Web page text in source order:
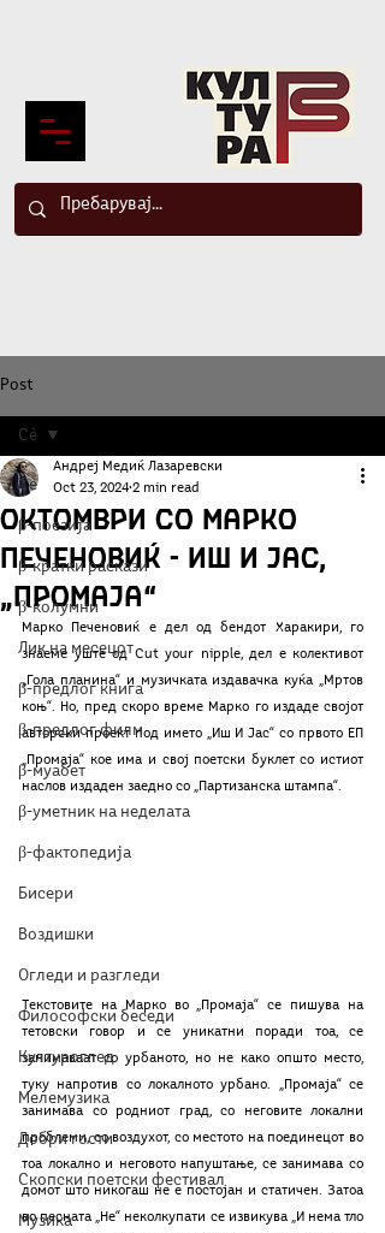
Post
Сè
β-поезија
β-кратки раскази
β-колумни
Лик на месецот
β-предлог книга
β-предлог филм
β-муабет
β-уметник на неделата
β-фактопедија
Бисери
Воздишки
Огледи и разгледи
Философски беседи
Културоглед
Мелемузика
Добри гости
Скопски поетски фестивал
Музика
Сè
Октомври со Марко
Печеновиќ - Иш и јас,
„Промаја“
Андреј Медиќ Лазаревски
Oct 23, 2024 2 min read
Марко Печеновиќ е дел од бендот Харакири, го
знаеме уште од Cut your nipple, дел е колективот
„Гола планина“ и музичката издавачка куќа „Мртов
коњ“. Но, пред скоро време Марко го издаде својот
авторски проект под името „Иш И Јас“ со првото ЕП
„Промаја“ кое има и свој поетски буклет со истиот
наслов издаден заедно со „Партизанска штампа“.
Текстовите на Марко во „Промаја“ се пишува на
тетовски говор и се уникатни поради тоа, се
занимаваат со урбаното, но не како општо место,
туку напротив со локалното урбано. „Промаја“ се
занимава со родниот град, со неговите локални
проблеми, со воздухот, со местото на поединецот во
тоа локално и неговото напуштање, се занимава со
домот што никогаш не е постојан и статичен. Затоа
во песната „Не“ неколкупати се извикува „И нема тло